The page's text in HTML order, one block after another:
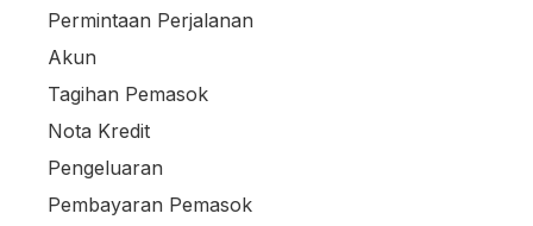
Permintaan Perjalanan
Akun
Tagihan Pemasok
Nota Kredit
Pengeluaran
Pembayaran Pemasok